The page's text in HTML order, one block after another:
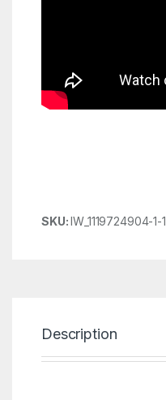
SKU:IW_1119724904-1-1
Description